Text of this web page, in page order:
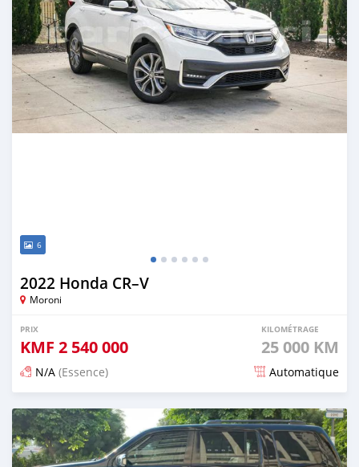
6
2022 Honda CR–V
Moroni
PRIX
KMF 2 540 000
KILOMÉTRAGE
25 000 KM
N/A (Essence) Automatique
Publié il y a 5 mois